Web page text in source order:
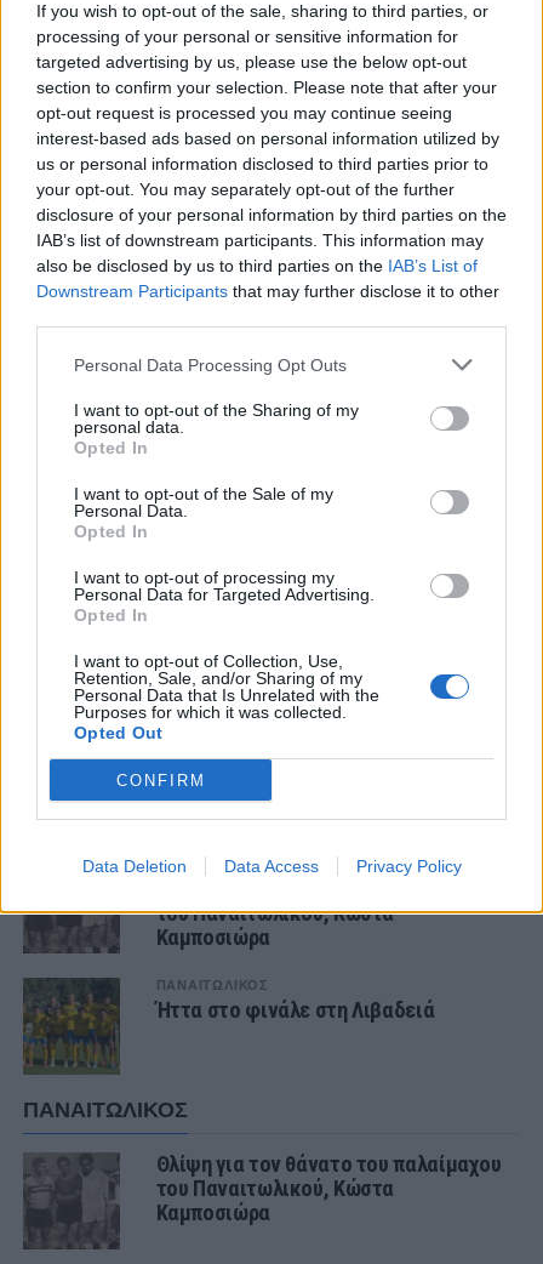
If you wish to opt-out of the sale, sharing to third parties, or
processing of your personal or sensitive information for
targeted advertising by us, please use the below opt-out
section to confirm your selection. Please note that after your
opt-out request is processed you may continue seeing
interest-based ads based on personal information utilized by
us or personal information disclosed to third parties prior to
your opt-out. You may separately opt-out of the further
disclosure of your personal information by third parties on the
IAB’s list of downstream participants. This information may
also be disclosed by us to third parties on the IAB’s List of
Downstream Participants that may further disclose it to other
Personal Data Processing Opt Outs
I want to opt-out of the Sharing of my
personal data.
Opted In
I want to opt-out of the Sale of my
Personal Data.
Opted In
I want to opt-out of processing my
Personal Data for Targeted Advertising.
Opted In
I want to opt-out of Collection, Use,
Retention, Sale, and/or Sharing of my
Personal Data that Is Unrelated with the
Purposes for which it was collected.
Opted Out
CONFIRM
Data Deletion Data Access Privacy Policy
μετά τη διακοπή του Πάσχα, σε ενδεχόμενη
ήττα ο Παναιτωλικός μπορεί να δει την
διαφορά από τη ζώνη του υποβιβασμού να
«πέφτει» ακόμη και στους τέσσερις βαθμούς.
Ασφαλώς, όσο περνούν οι αγωνιστικές και οι
νίκες δεν έρχονται και η ψυχολογία
επηρεάζεται αντιστοίχως. Επομένως, είναι
σημαντικό ο Παναιτωλικός να ξεμπλέξει άμεσα,
παίρνοντας τους βαθμούς που χρειάζεται.
Η εικόνα του στα Play Outs είναι τέτοιο που
καταφέρει. Στο χέρι Αναστασίου και παικτών
να κάνουν αυτό που εδώ και καιρό δείχνουν ότι
δεν μπορούν, να νικήσουν. Κυρίως στο Αγρίνιο.
Σε ίδια μοίρα με τον Παναιτωλικό είναι και ο
Αστέρας Τρίπολης. Ο οποίος μάλιστα σήμερα
έλυσε τη συνεργασία του με τον Άκη
Μάντζιο
ΤΕΛΕΥΤΑΙΑ ΝΕΑ
ΠΑΝΑΙΤΩΛΙΚΟΣ
του Παναιτωλικού, Κώστα
Καμποσιώρα
ΠΑΝΑΙΤΩΛΙΚΟΣ
Ήττα στο φινάλε στη Λιβαδειά
ΠΑΝΑΙΤΩΛΙΚΟΣ
Θλίψη για τον θάνατο του παλαίμαχου
του Παναιτωλικού, Κώστα
Καμποσιώρα